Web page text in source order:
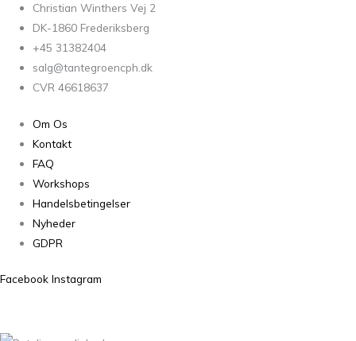
Christian Winthers Vej 2
DK-1860 Frederiksberg
+45 31382404
salg@tantegroencph.dk
CVR 46618637
Om Os
Kontakt
FAQ
Workshops
Handelsbetingelser
Nyheder
GDPR
Facebook Instagram